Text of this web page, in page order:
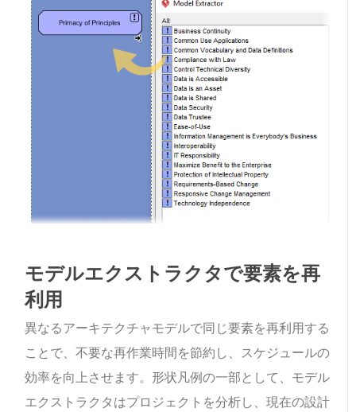
モデルエクストラクタで要素を再
利用
異なるアーキテクチャモデルで同じ要素を再利用する
ことで、不要な再作業時間を節約し、スケジュールの
効率を向上させます。形状凡例の一部として、モデル
エクストラクタはプロジェクトを分析し、現在の設計